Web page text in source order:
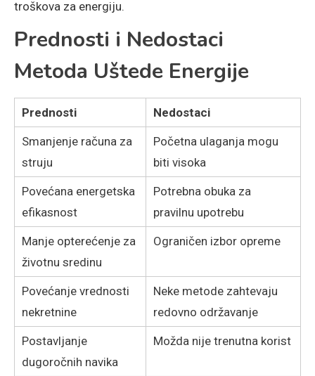
troškova za energiju.
Prednosti i Nedostaci
Metoda Uštede Energije
Prednosti Nedostaci
Smanjenje računa za
struju
Početna ulaganja mogu
biti visoka
Povećana energetska
efikasnost
Potrebna obuka za
pravilnu upotrebu
Manje opterećenje za
životnu sredinu
Ograničen izbor opreme
Povećanje vrednosti
nekretnine
Neke metode zahtevaju
redovno održavanje
Postavljanje
dugoročnih navika
Možda nije trenutna korist